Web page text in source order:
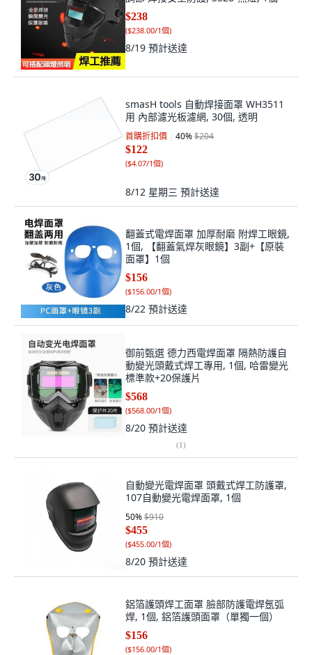
$238
($238.00/1個)
8/19 預計送達
smasH tools 自動焊接面罩 WH3511
用 內部濾光板濾網, 30個, 透明
首購折扣價 40%$204
$122
($4.07/1個)
8/12 星期三 預計送達
翻蓋式電焊面罩 加厚耐磨 附焊工眼鏡,
1個, 【翻蓋氣焊灰眼鏡】3副+【原裝
面罩】1個
$156
($156.00/1個)
8/22 預計送達
御前甄選 德力西電焊面罩 隔熱防護自
動變光頭戴式焊工專用, 1個, 哈雷變光
標準款+20保護片
$568
($568.00/1個)
8/20 預計送達
(1)
自動變光電焊面罩 頭戴式焊工防護罩,
107自動變光電焊面罩, 1個
50%$910
$455
($455.00/1個)
8/20 預計送達
鋁箔護頭焊工面罩 臉部防護電焊氬弧
焊, 1個, 鋁箔護頭面罩（單獨一個）
$156
($156.00/1個)